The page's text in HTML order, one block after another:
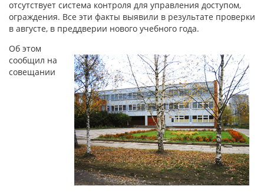
отсутствует система контроля для управления доступом,
ограждения. Все эти факты выявили в результате проверки
в августе, в преддверии нового учебного года.
Об этом
сообщил на
совещании